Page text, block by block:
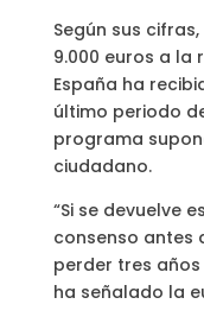
Según sus
9.000 euros a
España ha
último periodo
programa
ciudadano.
“Si se devuelve
consenso antes
perder tres
ha señalado la